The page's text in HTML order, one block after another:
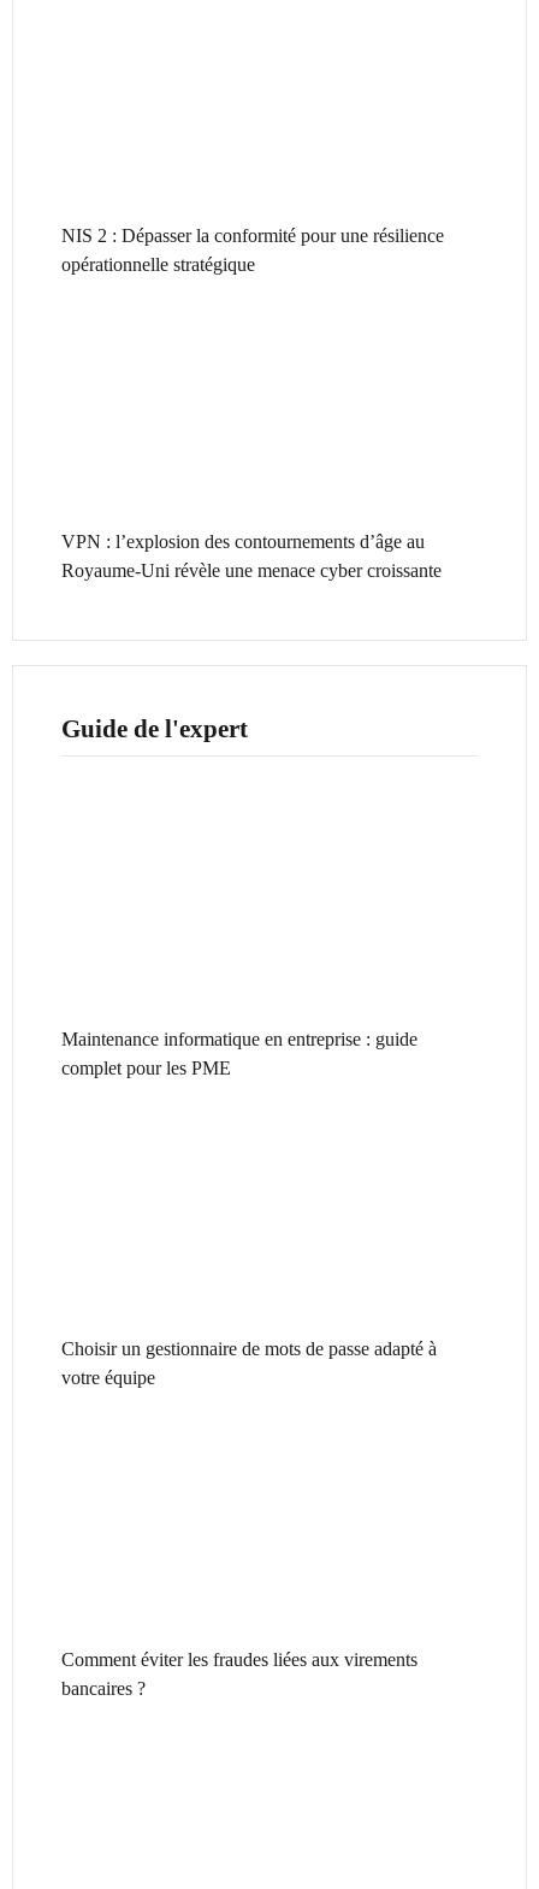
NIS 2 : Dépasser la conformité pour une résilience
opérationnelle stratégique
VPN : l’explosion des contournements d’âge au
Royaume-Uni révèle une menace cyber croissante
Guide de l'expert
Maintenance informatique en entreprise : guide
complet pour les PME
Choisir un gestionnaire de mots de passe adapté à
votre équipe
Comment éviter les fraudes liées aux virements
bancaires ?